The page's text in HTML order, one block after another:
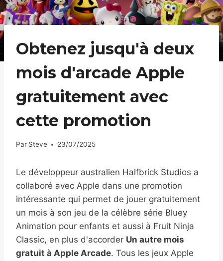
Obtenez jusqu'à deux
mois d'arcade Apple
gratuitement avec
cette promotion
Par Steve 23/07/2025
Le développeur australien Halfbrick Studios a
collaboré avec Apple dans une promotion
intéressante qui permet de jouer gratuitement
un mois à son jeu de la célèbre série Bluey
Animation pour enfants et aussi à Fruit Ninja
Classic, en plus d'accorder Un autre mois
gratuit à Apple Arcade. Tous les jeux Apple